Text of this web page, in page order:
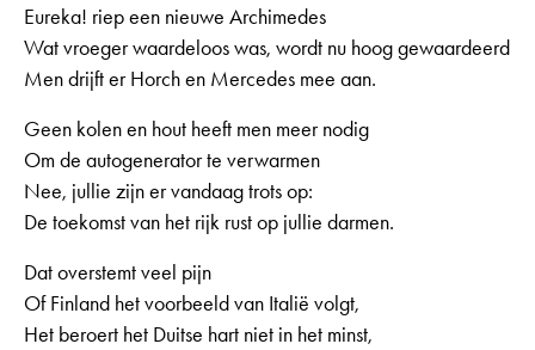
Eureka! riep een nieuwe Archimedes
Wat vroeger waardeloos was, wordt nu hoog gewaardeerd
Men drijft er Horch en Mercedes mee aan.
Geen kolen en hout heeft men meer nodig
Om de autogenerator te verwarmen
Nee, jullie zijn er vandaag trots op:
De toekomst van het rijk rust op jullie darmen.
Dat overstemt veel pijn
Of Finland het voorbeeld van Italië volgt,
Het beroert het Duitse hart niet in het minst,